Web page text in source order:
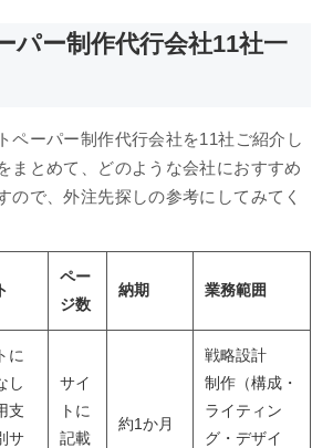
パー制作代行会社11社一
ペーパー制作代行会社を11社ご紹介し
まとめて、どのような会社におすすめ
ので、外注先探しの参考にしてみてく
ペー
ジ数
納期 業務範囲
に
し
支
サ
サイ
トに
記載
約1か月
戦略設計
制作（構成・
ライティン
グ・デザイ